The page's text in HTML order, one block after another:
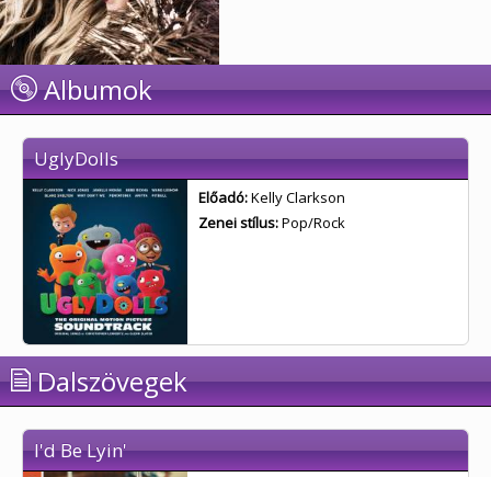
Albumok
UglyDolls
Előadó:Kelly Clarkson
Zenei stílus:Pop/Rock
Dalszövegek
I'd Be Lyin'